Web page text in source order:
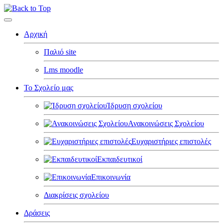
Αρχική
Παλιό site
Lms moodle
Το Σχολείο μας
Ίδρυση σχολείου
Ανακοινώσεις Σχολείου
Ευχαριστήριες επιστολές
Εκπαιδευτικοί
Επικοινωνία
Διακρίσεις σχολείου
Δράσεις